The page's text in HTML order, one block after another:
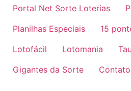
Portal Net Sorte Loterias
Planilhas Especiais
15
Lotofácil
Lotomania
Gigantes da Sorte
Contato